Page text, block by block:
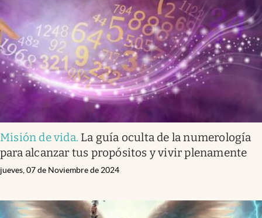
Misión de vida. La guía oculta de la numerología
para alcanzar tus propósitos y vivir plenamente
jueves, 07 de Noviembre de 2024